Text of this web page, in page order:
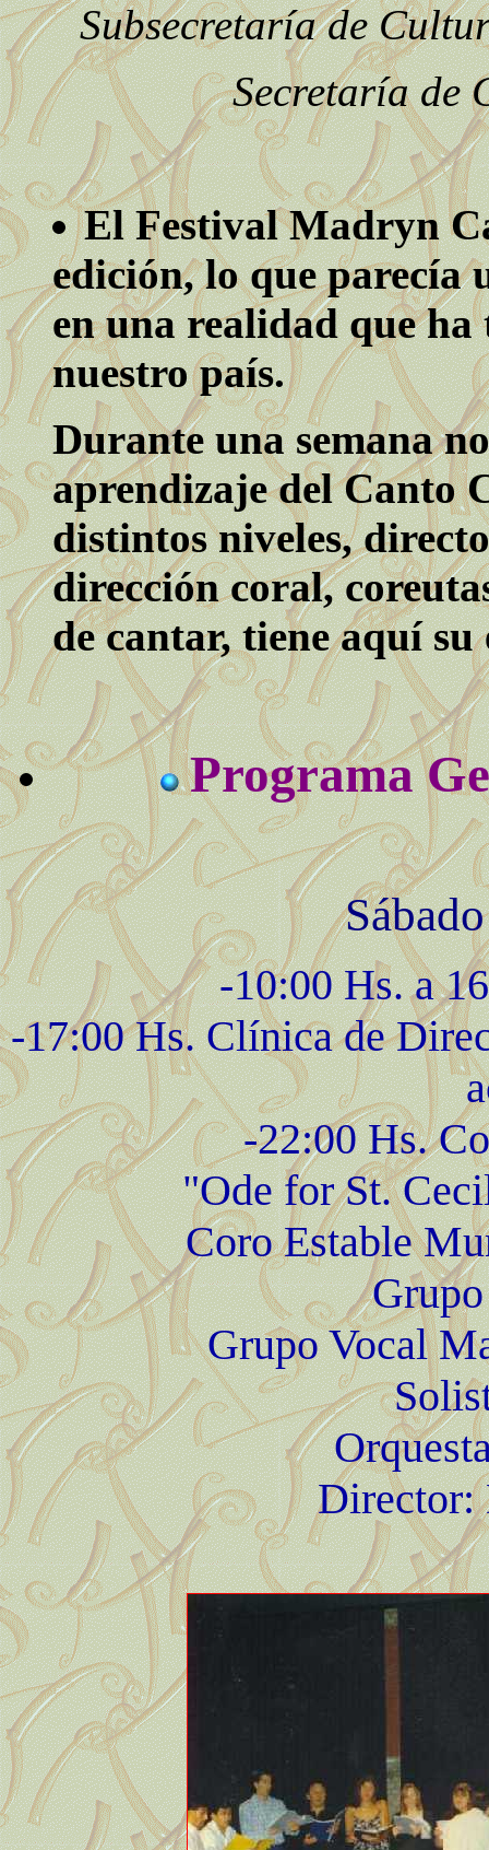
Subsecretaría de
Secretaría de
El Festival Madryn
edición, lo que parecía
en una realidad que
nuestro país.
Durante una semana
aprendizaje del Canto
distintos niveles,
dirección coral,
de cantar, tiene aquí su
Programa
-10:00 Hs. a
-17:00 Hs. Clínica de
-22:00 Hs.
"Ode for St.
Coro Estable
Grupo Vocal
Director: